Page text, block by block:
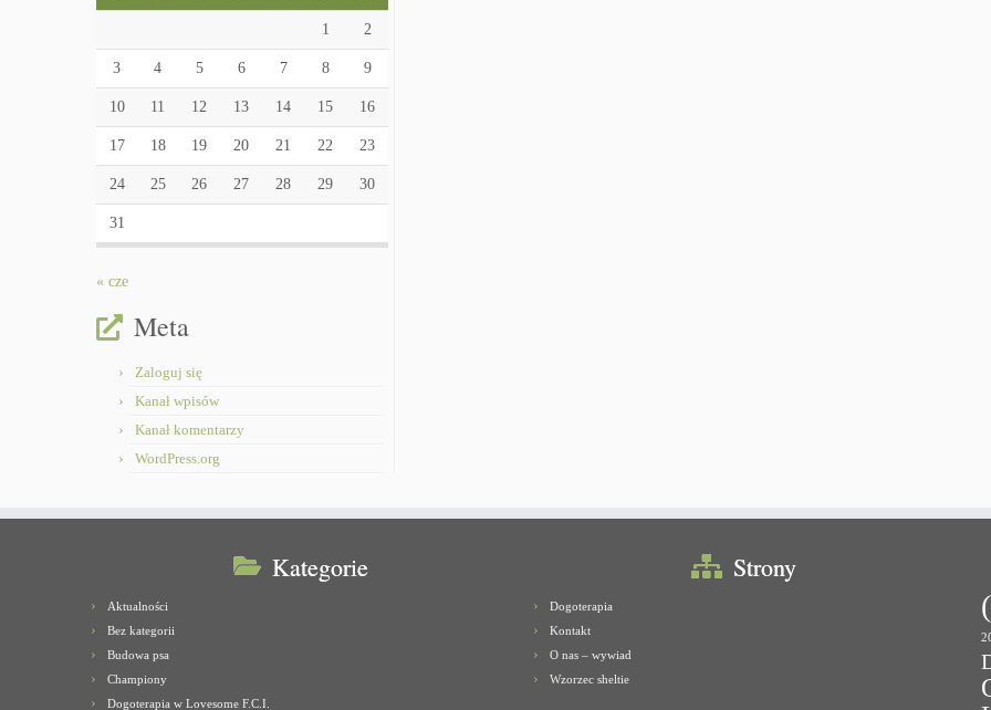
1 2
3 4 5 6 7 8 9
10 11 12 13 14 15 16
17 18 19 20 21 22 23
24 25 26 27 28 29 30
31
« cze
Meta
Zaloguj się
Kanał wpisów
Kanał komentarzy
WordPress.org
Kategorie
Aktualności
Bez kategorii
Budowa psa
Championy
Dogoterapia w Lovesome F.C.I.
Strony
Dogoterapia
Kontakt
O nas – wywiad
Wzorzec sheltie